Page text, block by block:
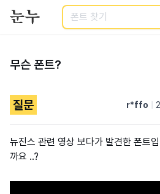
검색
무슨 폰트?
질문 r*ffo
뉴진스 관련 영상 보다가 발견한 폰트
까요 ..?